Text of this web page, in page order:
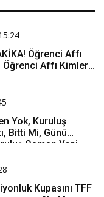
Öğrenci Affı
Affı Kimleri
Yok, Kuruluş
Bitti Mi, Günü
Osman Yeni
Kupasını TFF